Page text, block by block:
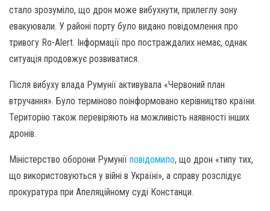
стало зрозуміло, що дрон може вибухнути, прилеглу зону
евакуювали. У районі порту було видано повідомлення про
тривогу Ro-Alert. Інформації про постраждалих немає, однак
ситуація продовжує розвиватися.
Після вибуху влада Румунії активувала «Червоний план
втручання». Було терміново поінформовано керівництво країни.
Територію також перевіряють на можливість наявності інших
дронів.
Міністерство оборони Румунії повідомило, що дрон «типу тих,
що використовуються у війні в Україні», а справу розслідує
прокуратура при Апеляційному суді Констанци.